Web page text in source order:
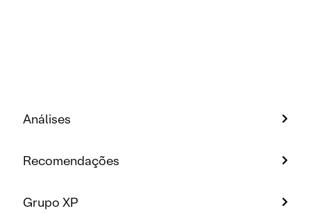
Análises
Recomendações
Grupo XP